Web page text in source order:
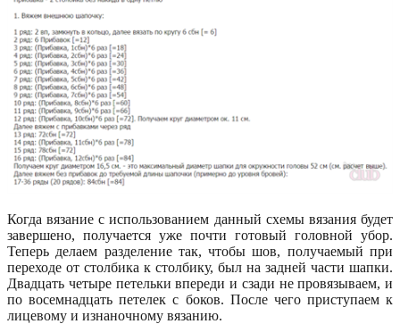
Когда вязание с использованием данный схемы вязания будет
завершено, получается уже почти готовый головной убор.
Теперь делаем разделение так, чтобы шов, получаемый при
переходе от столбика к столбику, был на задней части шапки.
Двадцать четыре петельки впереди и сзади не провязываем, и
по восемнадцать петелек с боков. После чего приступаем к
лицевому и изнаночному вязанию.